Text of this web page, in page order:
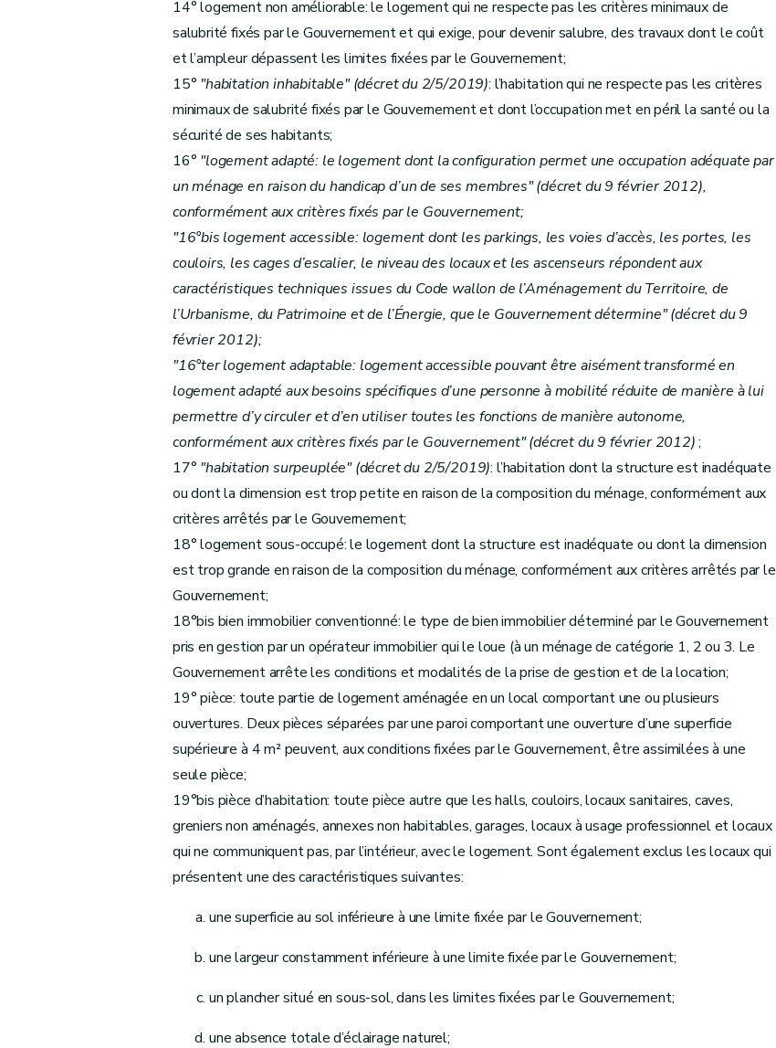
Art. 34bis
Sous-section 2
Des conditions d'octroi et du calcul des aides
Art. 35
Art. 36
Art. 37
Art. 38
38
Sous-section 3
De la procédure
Art. 39
Art. 40 et 41
Art. 42
Art. 43
Section 2
Des aides à l'équipement d'ensembles de logements
Sous-section première
Des aides à l'équipement
Art. 44
Art. 46
Sous-section 2
Des conditions d'octroi et du calcul des aides
Art. 47
Art. 48
Art. 49
Art. 50
Sous-section 3
De la procédure
Art. 51
Art. 52
Art. 53
Chapitre IV
"Des aides aux sociétés de logement de service public" (rétabli par le décret-programme du 17/07/2018, art. 379)
Section première
Des aides aux habitations
décret du 28 septembre 2023, art.5).
Sous-section première
"Des catégories d’aides"
Art. 54
Art. 55
Art. 56
Art. 57
Art. 58 ...
Art. 59bis
"Des conditions d'octroi et du calcul des aides" (décret du 17/07/2018)
Art. 60
14° logement non améliorable: le logement qui ne respecte pas les critères minimaux de
salubrité fixés par le Gouvernement et qui exige, pour devenir salubre, des travaux dont le coût
et l’ampleur dépassent les limites fixées par le Gouvernement;
15° "habitation inhabitable" (décret du 2/5/2019): l’habitation qui ne respecte pas les critères
minimaux de salubrité fixés par le Gouvernement et dont l’occupation met en péril la santé ou la
sécurité de ses habitants;
16° "logement adapté: le logement dont la configuration permet une occupation adéquate par
un ménage en raison du handicap d’un de ses membres"(décret du 9 février 2012),
conformément aux critères fixés par le Gouvernement;
"16°bis logement accessible: logement dont les parkings, les voies d’accès, les portes, les
couloirs, les cages d’escalier, le niveau des locaux et les ascenseurs répondent aux
caractéristiques techniques issues du Code wallon de l’Aménagement du Territoire, de
l’Urbanisme, du Patrimoine et de l’Énergie, que le Gouvernement détermine"(décret du 9
février 2012);
"16°ter logement adaptable: logement accessible pouvant être aisément transformé en
logement adapté aux besoins spécifiques d’une personne à mobilité réduite de manière à lui
permettre d’y circuler et d’en utiliser toutes les fonctions de manière autonome,
conformément aux critères fixés par le Gouvernement"(décret du 9 février 2012);
17° "habitation surpeuplée" (décret du 2/5/2019): l’habitation dont la structure est inadéquate
ou dont la dimension est trop petite en raison de la composition du ménage, conformément aux
critères arrêtés par le Gouvernement;
18° logement sous-occupé: le logement dont la structure est inadéquate ou dont la dimension
est trop grande en raison de la composition du ménage, conformément aux critères arrêtés par le
Gouvernement;
18°bis bien immobilier conventionné: le type de bien immobilier déterminé par le Gouvernement
pris en gestion par un opérateur immobilier qui le loue (à un ménage de catégorie 1, 2 ou 3. Le
Gouvernement arrête les conditions et modalités de la prise de gestion et de la location;
19° pièce: toute partie de logement aménagée en un local comportant une ou plusieurs
ouvertures. Deux pièces séparées par une paroi comportant une ouverture d’une superficie
supérieure à 4 m² peuvent, aux conditions fixées par le Gouvernement, être assimilées à une
seule pièce;
19°bis pièce d’habitation: toute pièce autre que les halls, couloirs, locaux sanitaires, caves,
greniers non aménagés, annexes non habitables, garages, locaux à usage professionnel et locaux
qui ne communiquent pas, par l’intérieur, avec le logement. Sont également exclus les locaux qui
présentent une des caractéristiques suivantes:
une superficie au sol inférieure à une limite fixée par le Gouvernement;
une largeur constamment inférieure à une limite fixée par le Gouvernement;
un plancher situé en sous-sol, dans les limites fixées par le Gouvernement;
une absence totale d’éclairage naturel;